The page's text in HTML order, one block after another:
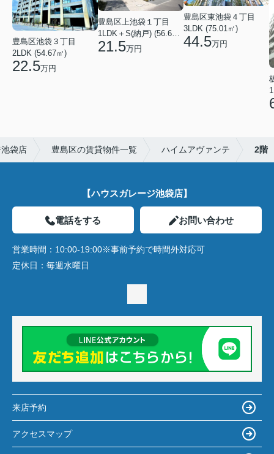
豊島区池袋３丁目
2LDK (54.67㎡)
22.5万円
豊島区上池袋１丁目
1LDK＋S(納戸) (56.61㎡)
21.5万円
豊島区東池袋４丁目
3LDK (75.01㎡)
44.5万円
袋店 豊島区の賃貸物件一覧 ハイムアヴァンテ 2階
【ハウスガレージ池袋店】
電話をする お問い合わせ
営業時間： 10:00-19:00※事前予約で時間外対応可
定休日： 毎週水曜日
来店予約
アクセスマップ